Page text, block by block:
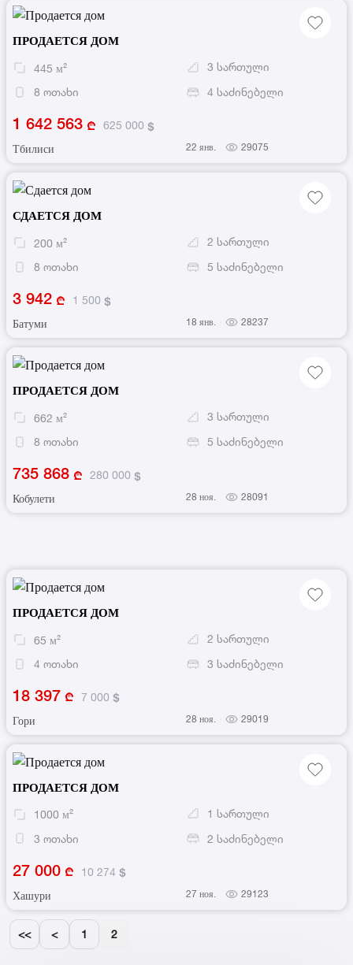
ПРОДАЕТСЯ ДОМ
445 м² 3 სართული
8 ოთახი 4 საძინებელი
1 642 563
625 000
Тбилиси
22 янв. 29075
СДАЕТСЯ ДОМ
200 м² 2 სართული
8 ოთახი 5 საძინებელი
3 942
1 500
Батуми
18 янв. 28237
ПРОДАЕТСЯ ДОМ
662 м² 3 სართული
8 ოთახი 5 საძინებელი
735 868
280 000
Кобулети
28 ноя. 28091
ПРОДАЕТСЯ ДОМ
65 м² 2 სართული
4 ოთახი 3 საძინებელი
18 397
7 000
Гори
28 ноя. 29019
ПРОДАЕТСЯ ДОМ
1000 м² 1 სართული
3 ოთახი 2 საძინებელი
27 000
10 274
Хашури
27 ноя. 29123
<< < 1 2